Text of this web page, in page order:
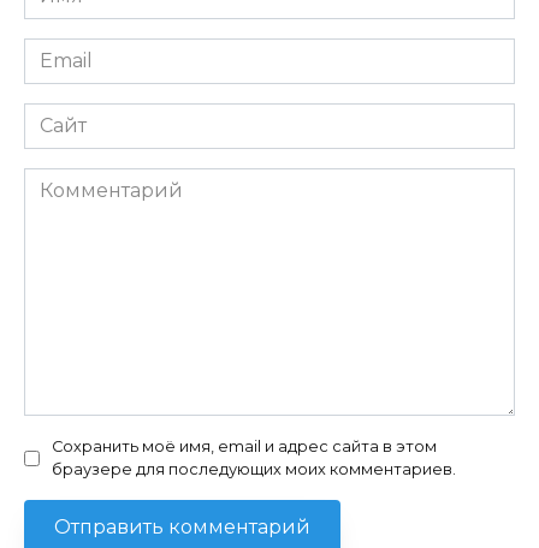
*
Email
*
Сайт
Комментарий
Сохранить моё имя, email и адрес сайта в этом
браузере для последующих моих комментариев.